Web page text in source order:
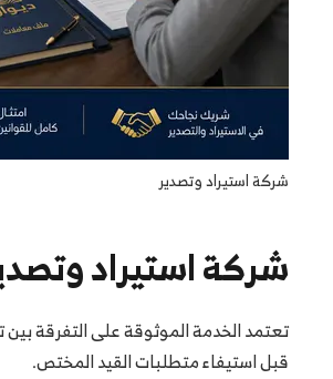
شركة استيراد وتصدير
شركة استيراد
تعتمد الخدمة الموثوقة على التفرقة بين
قبل استيفاء متطلبات القيد المختص.